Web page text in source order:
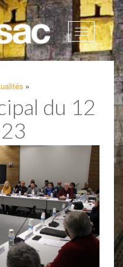
Afficher
la
»
du 12